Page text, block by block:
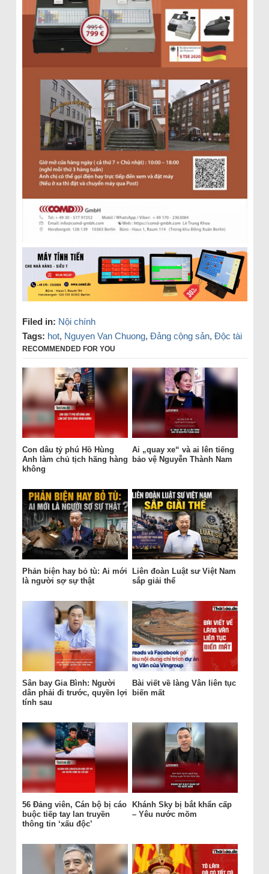
Filed in: Nội chính
Tags: hot, Nguyen Van Chuong, Đảng cộng sản, Độc tài
RECOMMENDED FOR YOU
Con dâu tỷ phú Hồ Hùng
Anh làm chủ tịch hãng hàng
không
Ai „quay xe“ và ai lên tiếng
bảo vệ Nguyễn Thành Nam
Phản biện hay bỏ tù: Ai mới
là người sợ sự thật
Liên đoàn Luật sư Việt Nam
sắp giải thể
Sân bay Gia Bình: Người
dân phải đi trước, quyền lợi
tính sau
Bài viết về làng Vân liên tục
biến mất
56 Đảng viên, Cán bộ bị cáo
buộc tiếp tay lan truyền
thông tin ‘xấu độc’
Khánh Sky bị bắt khẩn cấp
– Yêu nước mõm